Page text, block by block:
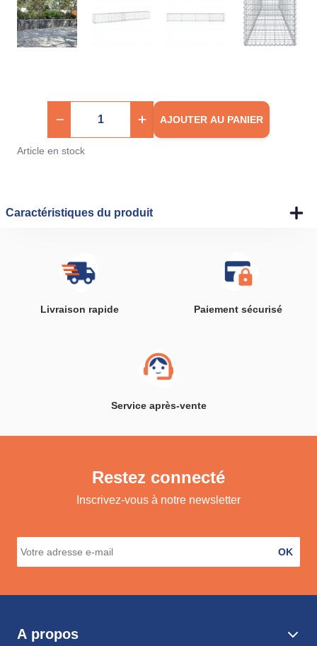
AJOUTER AU PANIER
Article en stock
Caractéristiques du produit
Livraison rapide Paiement sécurisé
Service après-vente
Restez connecté
Inscrivez-vous à notre newsletter
OK
A propos